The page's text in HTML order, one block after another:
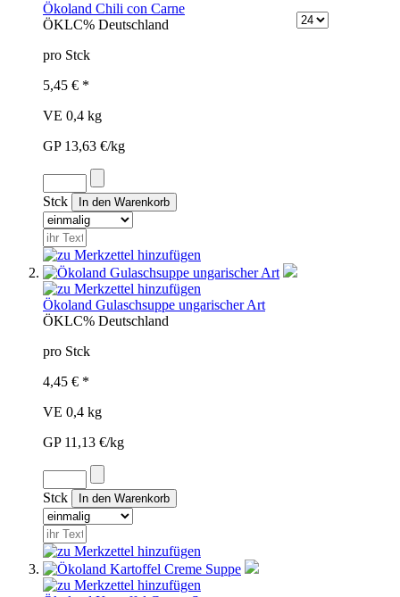
Ökoland Chili con Carne
ÖKLC% Deutschland
pro Stck
5,45 € *
VE 0,4 kg
GP 13,63 €/kg
Stck
Ökoland Gulaschsuppe ungarischer Art
ÖKLC% Deutschland
pro Stck
4,45 € *
VE 0,4 kg
GP 11,13 €/kg
Stck